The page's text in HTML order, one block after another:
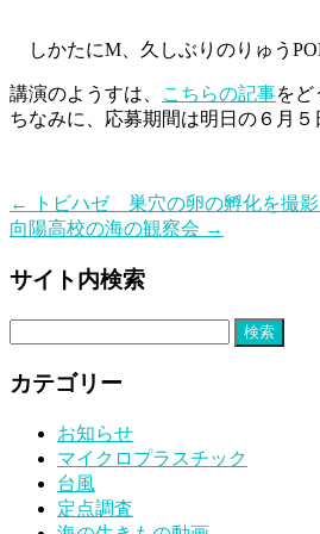
しかたにM、久しぶりのりゅう
講演のようすは、 こちらの記事をど
ちなみに、応募期間は明日の６月
←
トビハゼ 巣穴の卵の孵化を撮影
向陽高校の海の観察会 →
サイト内検索
カテゴリー
お知らせ
マイクロプラスチック
台風
定点調査